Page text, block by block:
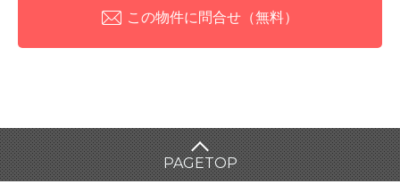
この物件に問合せ（無料）
PAGETOP